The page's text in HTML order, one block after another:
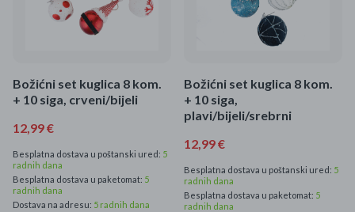
Božićni set kuglica 8 kom.
+ 10 siga, crveni/bijeli
12,99 €
Besplatna dostava u poštanski ured: 5
radnih dana
Besplatna dostava u paketomat: 5
radnih dana
Dostava na adresu: 5 radnih dana
Božićni set kuglica 8 kom.
+ 10 siga,
plavi/bijeli/srebrni
12,99 €
Besplatna dostava u poštanski ured: 5
radnih dana
Besplatna dostava u paketomat: 5
radnih dana